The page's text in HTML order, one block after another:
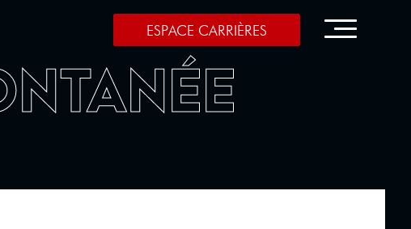
ESPACE CARRIÈRES